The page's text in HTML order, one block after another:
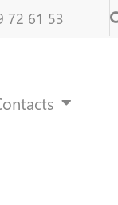
72 61 53